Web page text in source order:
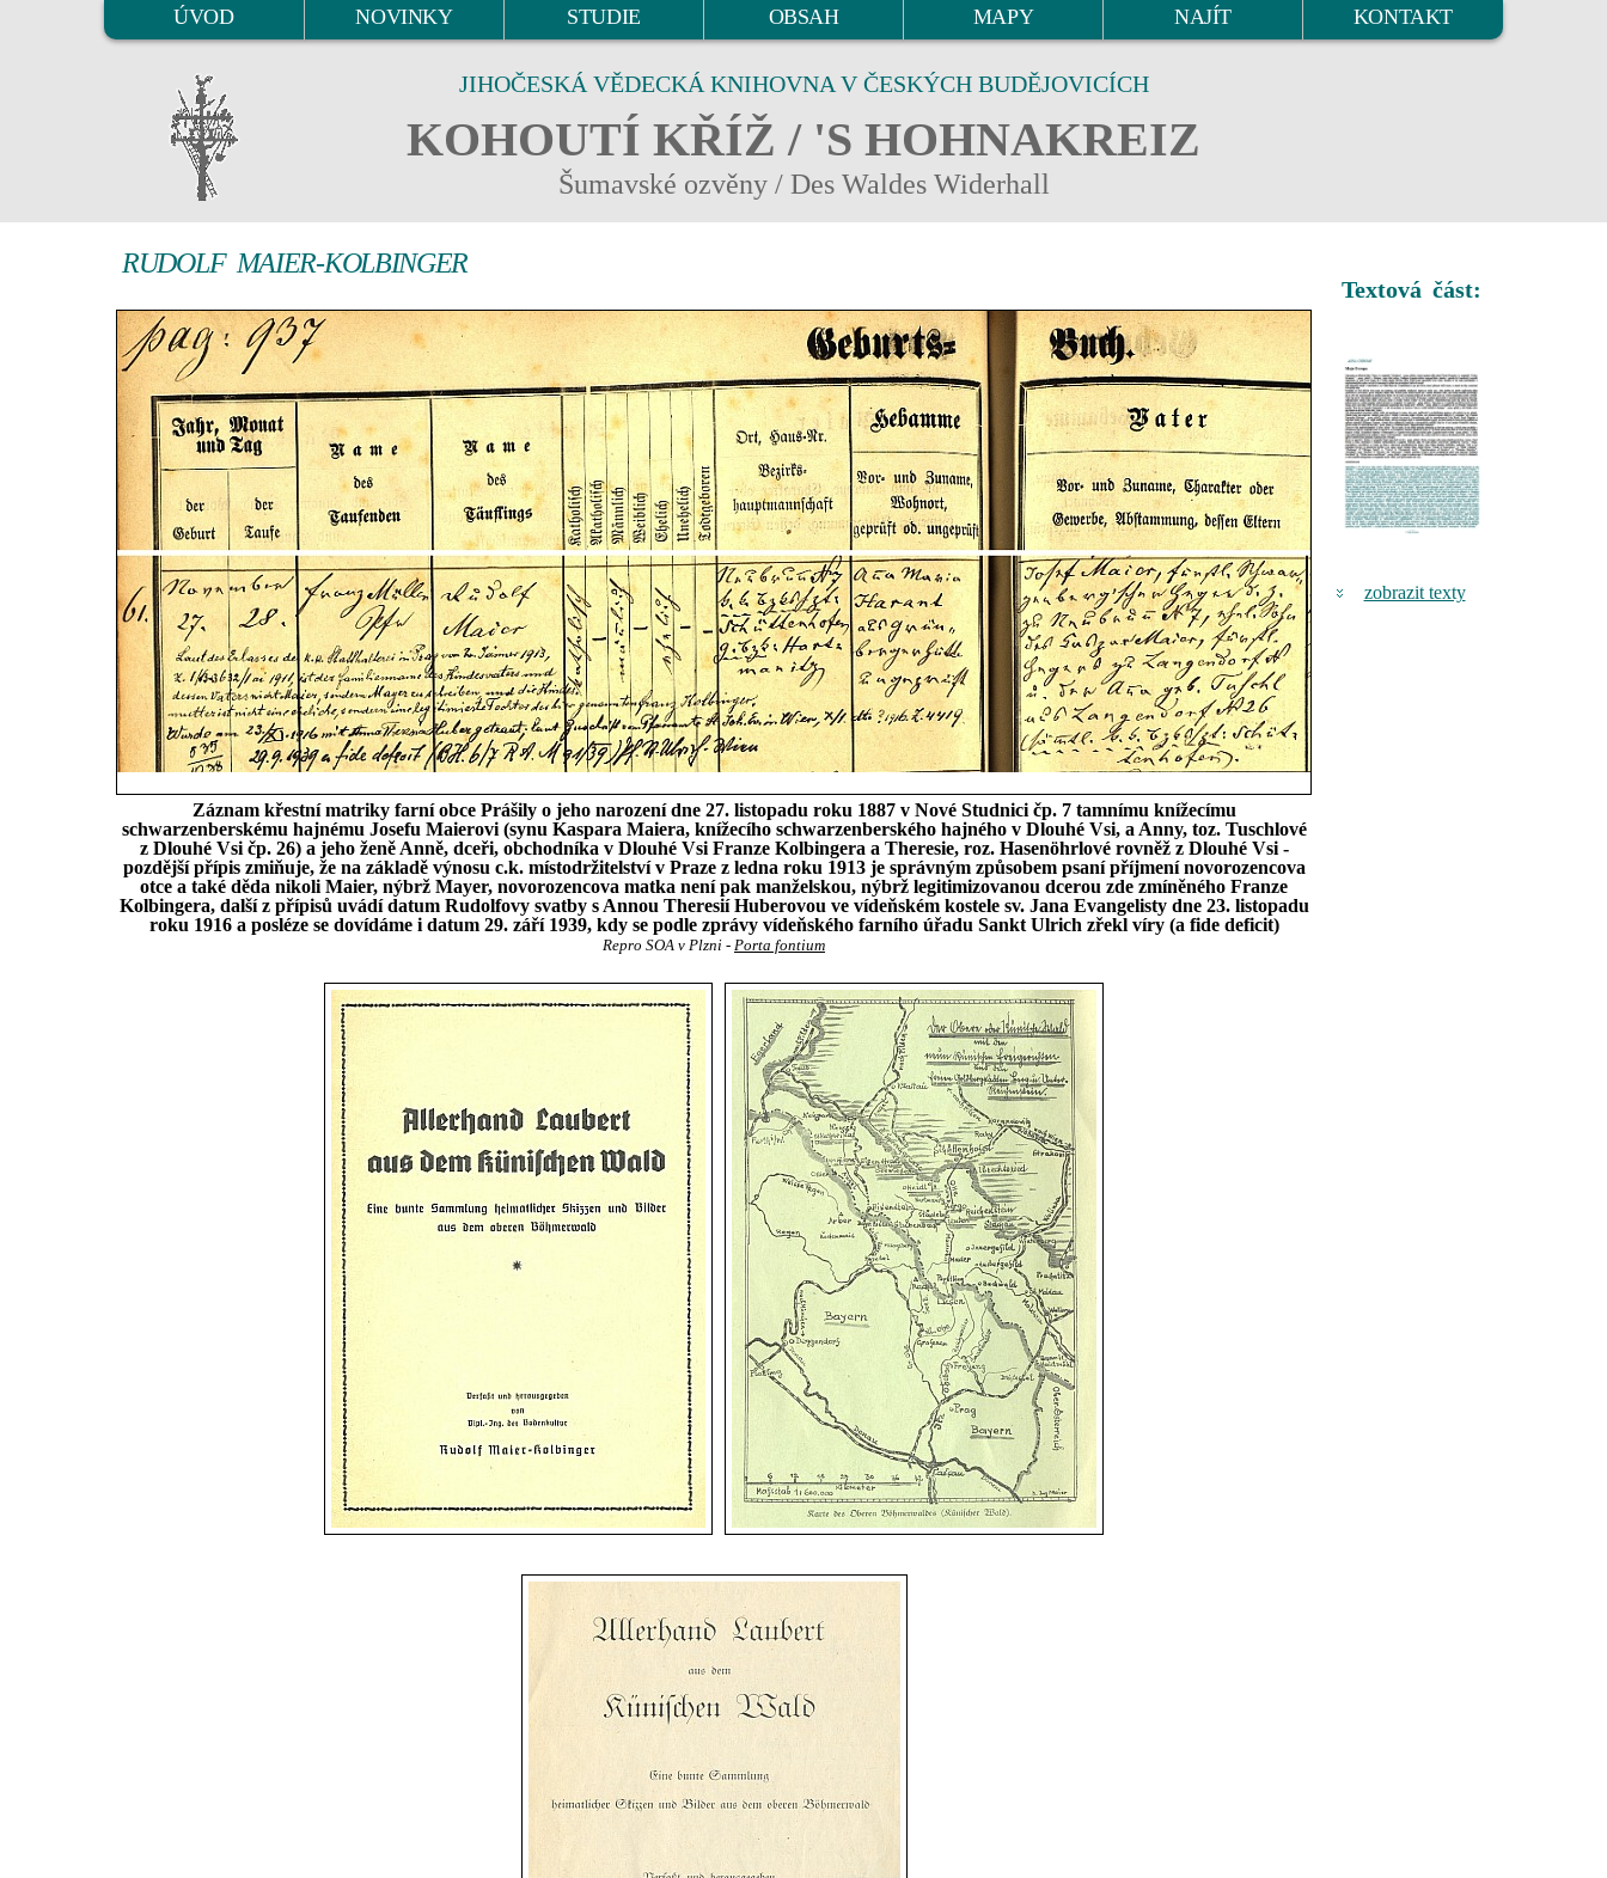
ÚVOD NOVINKY STUDIE OBSAH MAPY NAJÍT KONTAKT
JIHOČESKÁ VĚDECKÁ KNIHOVNA V ČESKÝCH BUDĚJOVICÍCH
KOHOUTÍ KŘÍŽ / 'S HOHNAKREIZ
Šumavské ozvěny / Des Waldes Widerhall
RUDOLF MAIER-KOLBINGER
Záznam křestní matriky farní obce Prášily o jeho narození dne 27. listopadu roku 1887 v Nové Studnici čp. 7 tamnímu knížecímu
schwarzenberskému hajnému Josefu Maierovi (synu Kaspara Maiera, knížecího schwarzenberského hajného v Dlouhé Vsi, a Anny, toz. Tuschlové
z Dlouhé Vsi čp. 26) a jeho ženě Anně, dceři, obchodníka v Dlouhé Vsi Franze Kolbingera a Theresie, roz. Hasenöhrlové rovněž z Dlouhé Vsi -
pozdější přípis zmiňuje, že na základě výnosu c.k. místodržitelství v Praze z ledna roku 1913 je správným způsobem psaní příjmení novorozencova
otce a také děda nikoli Maier, nýbrž Mayer, novorozencova matka není pak manželskou, nýbrž legitimizovanou dcerou zde zmíněného Franze
Kolbingera, další z přípisů uvádí datum Rudolfovy svatby s Annou Theresií Huberovou ve vídeňském kostele sv. Jana Evangelisty dne 23. listopadu
roku 1916 a posléze se dovídáme i datum 29. září 1939, kdy se podle zprávy vídeňského farního úřadu Sankt Ulrich zřekl víry (a fide deficit)
Repro SOA v Plzni - Porta fontium
Textová část:
zobrazit texty